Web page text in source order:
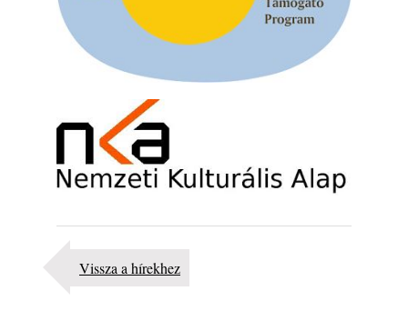
Jazz-rock albumok 1982-ből - John Scofield
„Shinola”
2026. augusztus 04.
Kikkel beszéltem 2.0 – 5. rész: D
2026. augusztus 04.
Lemezek a hatvanas-hetvenes évekből - 84.
rész: Irving Ashby – Memoirs
2026. augusztus 04.
Gondolataim - 2026 (XI. évfolyam - 8. rész)
Vissza a hírekhez